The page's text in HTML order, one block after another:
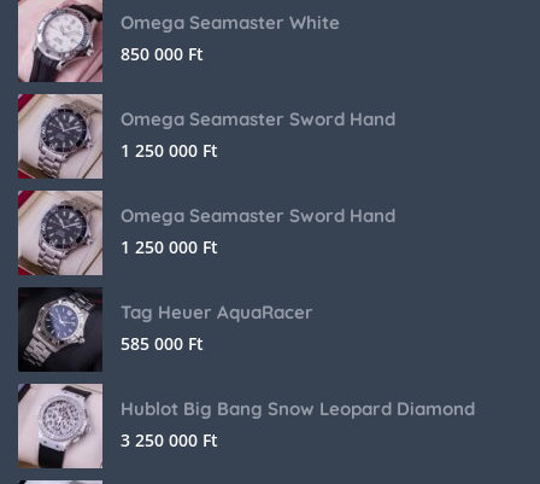
Omega Seamaster White
850 000 Ft
Omega Seamaster Sword Hand
1 250 000 Ft
Omega Seamaster Sword Hand
1 250 000 Ft
Tag Heuer AquaRacer
585 000 Ft
Hublot Big Bang Snow Leopard Diamond
3 250 000 Ft